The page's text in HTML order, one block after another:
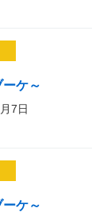
ケ～
7日
ケ～